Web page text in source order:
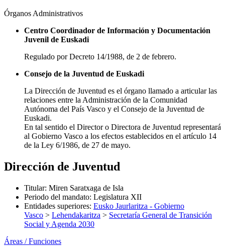
Órganos Administrativos
Centro Coordinador de Información y Documentación
Juvenil de Euskadi
Regulado por Decreto 14/1988, de 2 de febrero.
Consejo de la Juventud de Euskadi
La Dirección de Juventud es el órgano llamado a articular las
relaciones entre la Administración de la Comunidad
Autónoma del País Vasco y el Consejo de la Juventud de
Euskadi.
En tal sentido el Director o Directora de Juventud representará
al Gobierno Vasco a los efectos establecidos en el artículo 14
de la Ley 6/1986, de 27 de mayo.
Dirección de Juventud
Titular: Miren Saratxaga de Isla
Periodo del mandato: Legislatura XII
Entidades superiores: Eusko Jaurlaritza - Gobierno
Vasco > Lehendakaritza > Secretaría General de Transición
Social y Agenda 2030
Áreas / Funciones